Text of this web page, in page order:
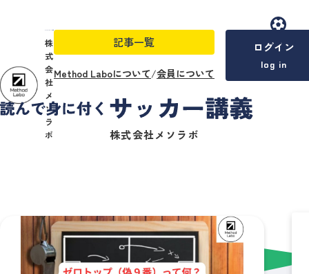
株
式
会
社
メ
ソ
ラ
ボ
記事一覧
Method Laboについて/会員について
ログイン
log in
株式会社メソラボ
menu